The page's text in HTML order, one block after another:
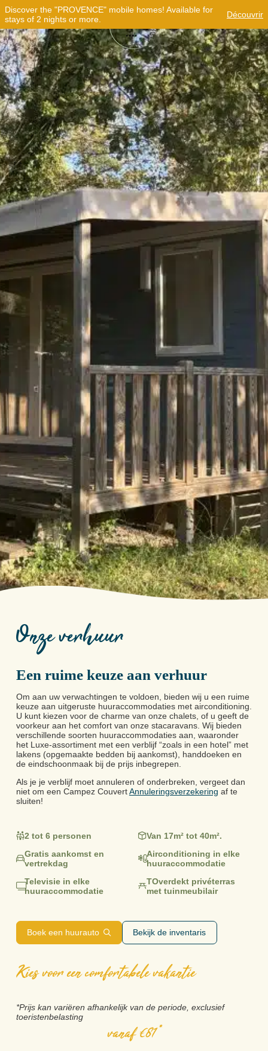
Discover the "PROVENCE" mobile homes! Available for
stays of 2 nights or more.
Découvrir
Onze verhuur
Een ruime keuze aan verhuur
Om aan uw verwachtingen te voldoen, bieden wij u een ruime
keuze aan uitgeruste huuraccommodaties met airconditioning.
U kunt kiezen voor de charme van onze chalets, of u geeft de
voorkeur aan het comfort van onze stacaravans. Wij bieden
verschillende soorten huuraccommodaties aan, waaronder
het Luxe-assortiment met een verblijf “zoals in een hotel” met
lakens (opgemaakte bedden bij aankomst), handdoeken en
de eindschoonmaak bij de prijs inbegrepen.
Als je je verblijf moet annuleren of onderbreken, vergeet dan
niet om een Campez CouvertAnnuleringsverzekering af te
sluiten!
2 tot 6 personen
Van 17m² tot 40m².
Gratis aankomst en
vertrekdag
Airconditioning in elke
huuraccommodatie
Televisie in elke
huuraccommodatie
TOverdekt privéterras
met tuinmeubilair
Boek een huurauto Bekijk de inventaris
Kies voor een comfortabele vakantie
*Prijs kan variëren afhankelijk van de periode, exclusief
toeristenbelasting
vanaf €81*